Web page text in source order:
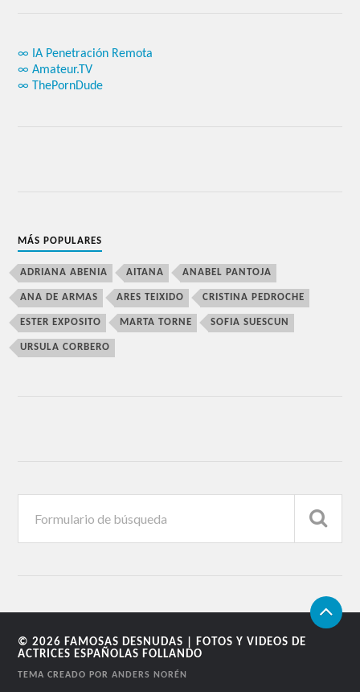
∞ IA Penetración Remota
∞ Amateur.TV
∞ ThePornDude
MÁS POPULARES
ADRIANA ABENIA AITANA ANABEL PANTOJA
ANA DE ARMAS ARES TEIXIDO CRISTINA PEDROCHE
ESTER EXPOSITO MARTA TORNE SOFIA SUESCUN
URSULA CORBERO
© 2026 FAMOSAS DESNUDAS | FOTOS Y VIDEOS DE
ACTRICES ESPAÑOLAS FOLLANDO
TEMA CREADO PORANDERS NORÉN